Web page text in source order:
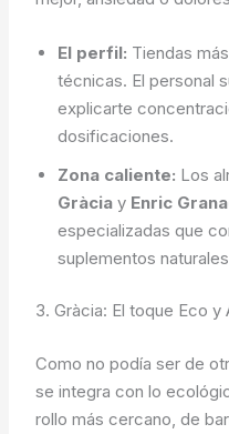
El perfil: Tiendas
técnicas. El personal
explicarte
dosificaciones.
Zona caliente: Los
Gràcia y Enric
especializadas que
suplementos
3. Gràcia: El toque Eco y
Como no podía ser de
se integra con lo
rollo más cercano, de